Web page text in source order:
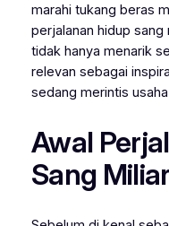
marahi tukang beras
perjalanan hidup sang
tidak hanya menarik
relevan sebagai
sedang merintis
Awal
Sang